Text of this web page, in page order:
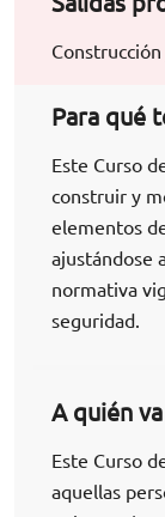
Para qué
Este Curso
construir y
elementos
ajustándose
normativa
seguridad.
A quién
Este Curso
aquellas